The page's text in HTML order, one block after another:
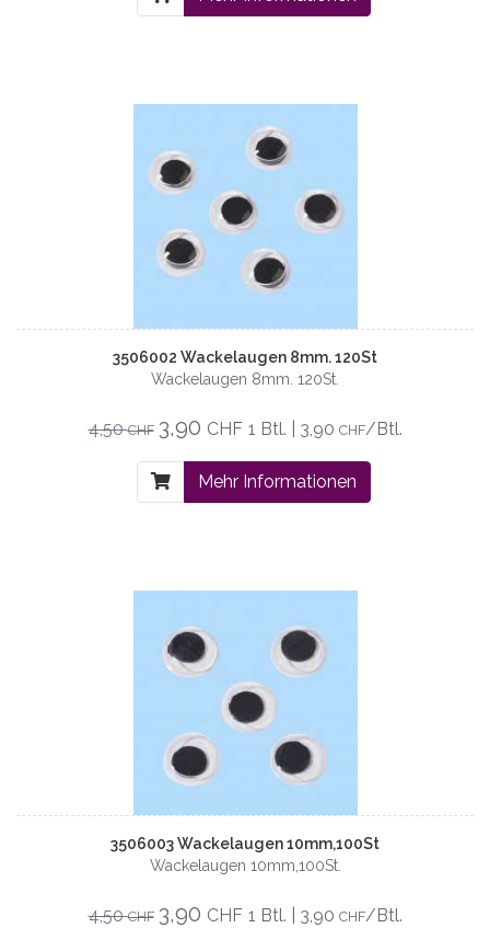
3506002 Wackelaugen 8mm. 120St
Wackelaugen 8mm. 120St.
4,50CHF 3,90 CHF 1 Btl. | 3,90 CHF/Btl.
Mehr Informationen
3506003 Wackelaugen 10mm,100St
Wackelaugen 10mm,100St.
4,50CHF 3,90 CHF 1 Btl. | 3,90 CHF/Btl.